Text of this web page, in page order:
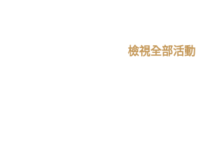
檢視全部活動